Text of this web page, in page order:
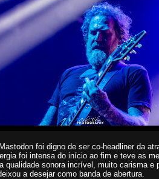
foi digno de ser co-headliner da
foi intensa do início ao fim e teve as
qualidade sonora incrível, muito carisma e
a desejar como banda de abertura.